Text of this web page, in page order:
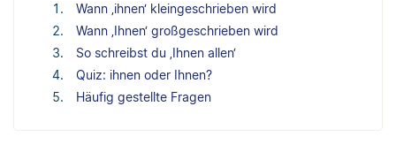
Wann ‚ihnen‘ kleingeschrieben wird
Wann ‚Ihnen‘ großgeschrieben wird
So schreibst du ‚Ihnen allen‘
Quiz: ihnen oder Ihnen?
Häufig gestellte Fragen